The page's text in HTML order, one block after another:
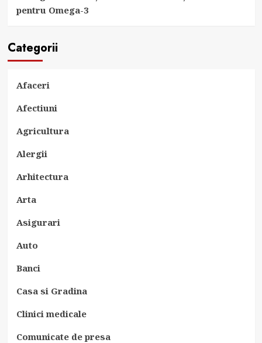
pentru Omega-3
Categorii
Afaceri
Afectiuni
Agricultura
Alergii
Arhitectura
Arta
Asigurari
Auto
Banci
Casa si Gradina
Clinici medicale
Comunicate de presa